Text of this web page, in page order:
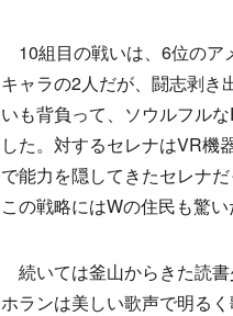
10組目の戦いは、6位のア
キャラの2人だが、闘志剥き
いも背負って、ソウルフル
した。対するセレナはVR機
で能力を隠してきたセレナ
この戦略にはWの住民も驚
続いては釜山からきた読書
ホランは美しい歌声で明る